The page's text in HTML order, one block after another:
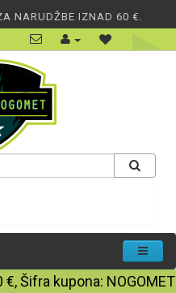
NARUDŽBE IZNAD 60 €.
€, Šifra kupona: NOGOMET